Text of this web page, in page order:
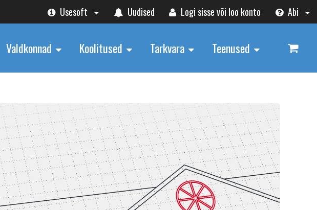
Usesoft Uudised Logi sisse või loo konto Abi
Valdkonnad Koolitused Tarkvara Teenused